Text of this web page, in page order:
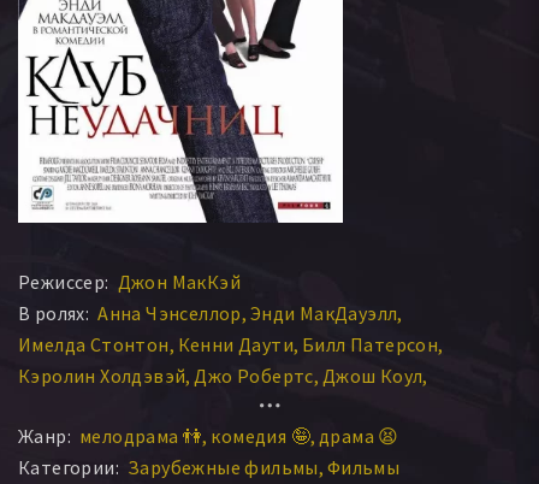
Режиссер: Джон МакКэй
В ролях: Анна Чэнселлор Энди МакДауэлл
Имелда Стонтон Кенни Даути Билл Патерсон
Кэролин Холдэвэй Джо Робертс Джош Коул
Кристиан Бёрджесс
Риченда Кэри Эндрю Бикнелл Тимоти Уолкер
Луиз Голд Джо Камерон Браун Дерек Дэдмен
Жанр: мелодрама 👫 комедия 🤪 драма 😫
Категории: Зарубежные фильмы Фильмы